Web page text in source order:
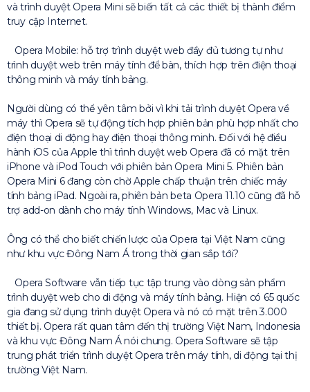
và trình duyệt Opera Mini sẽ biến tất cả các thiết bị thành điểm
truy cập Internet.
Opera Mobile: hỗ trợ trình duyệt web đầy đủ tương tự như
trình duyệt web trên máy tính để bàn, thích hợp trên điện thoại
thông minh và máy tính bảng.
Người dùng có thể yên tâm bởi vì khi tải trình duyệt Opera về
máy thì Opera sẽ tự động tích hợp phiên bản phù hợp nhất cho
điện thoại di động hay điện thoại thông minh. Đối với hệ điều
hành iOS của Apple thì trình duyệt web Opera đã có mặt trên
iPhone và iPod Touch với phiên bản Opera Mini 5. Phiên bản
Opera Mini 6 đang còn chờ Apple chấp thuận trên chiếc máy
tính bảng iPad. Ngoài ra, phiên bản beta Opera 11.10 cũng đã hỗ
trợ add-on dành cho máy tính Windows, Mac và Linux.
Ông có thể cho biết chiến lược của Opera tại Việt Nam cũng
như khu vực Đông Nam Á trong thời gian sắp tới?
Opera Software vẫn tiếp tục tập trung vào dòng sản phẩm
trình duyệt web cho di động và máy tính bảng. Hiện có 65 quốc
gia đang sử dụng trình duyệt Opera và nó có mặt trên 3.000
thiết bị. Opera rất quan tâm đến thị trường Việt Nam, Indonesia
và khu vực Đông Nam Á nói chung. Opera Software sẽ tập
trung phát triển trình duyệt Opera trên máy tính, di động tại thị
trường Việt Nam.